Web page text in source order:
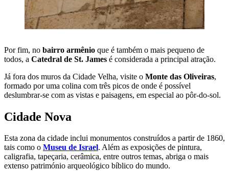
Por fim, no bairro armênio que é também o mais pequeno de
todos, a Catedral de St. James é considerada a principal atração.
Já fora dos muros da Cidade Velha, visite o Monte das Oliveiras,
formado por uma colina com três picos de onde é possível
deslumbrar-se com as vistas e paisagens, em especial ao pôr-do-sol.
Cidade Nova
Esta zona da cidade inclui monumentos construídos a partir de 1860,
tais como o Museu de Israel. Além as exposições de pintura,
caligrafia, tapeçaria, cerâmica, entre outros temas, abriga o mais
extenso património arqueológico bíblico do mundo.